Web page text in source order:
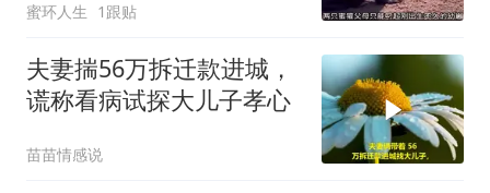
蜜环人生 1跟贴
夫妻揣56万拆迁款进城，
谎称看病试探大儿子孝心
苗苗情感说